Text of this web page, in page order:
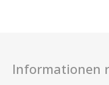
Informationen